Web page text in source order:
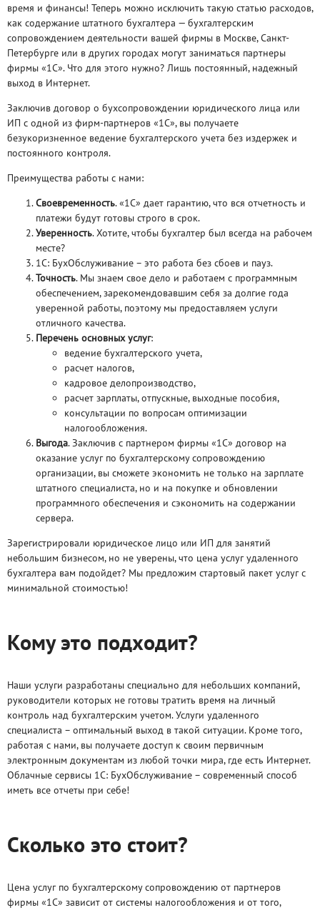
время и финансы! Теперь можно исключить такую статью расходов,
как содержание штатного бухгалтера — бухгалтерским
сопровождением деятельности вашей фирмы в Москве, Санкт-
Петербурге или в других городах могут заниматься партнеры
фирмы «1С». Что для этого нужно? Лишь постоянный, надежный
выход в Интернет.
Заключив договор о бухсопровождении юридического лица или
ИП с одной из фирм-партнеров «1С», вы получаете
безукоризненное ведение бухгалтерского учета без издержек и
постоянного контроля.
Преимущества работы с нами:
Своевременность. «1С» дает гарантию, что вся отчетность и
платежи будут готовы строго в срок.
Уверенность. Хотите, чтобы бухгалтер был всегда на рабочем
месте?
1С: БухОбслуживание – это работа без сбоев и пауз.
Точность. Мы знаем свое дело и работаем с программным
обеспечением, зарекомендовавшим себя за долгие года
уверенной работы, поэтому мы предоставляем услуги
отличного качества.
Перечень основных услуг:
ведение бухгалтерского учета,
расчет налогов,
кадровое делопроизводство,
расчет зарплаты, отпускные, выходные пособия,
консультации по вопросам оптимизации
налогообложения.
Выгода. Заключив с партнером фирмы «1С» договор на
оказание услуг по бухгалтерскому сопровождению
организации, вы сможете экономить не только на зарплате
штатного специалиста, но и на покупке и обновлении
программного обеспечения и сэкономить на содержании
сервера.
Зарегистрировали юридическое лицо или ИП для занятий
небольшим бизнесом, но не уверены, что цена услуг удаленного
бухгалтера вам подойдет? Мы предложим стартовый пакет услуг с
минимальной стоимостью!
Кому это подходит?
Наши услуги разработаны специально для небольших компаний,
руководители которых не готовы тратить время на личный
контроль над бухгалтерским учетом. Услуги удаленного
специалиста – оптимальный выход в такой ситуации. Кроме того,
работая с нами, вы получаете доступ к своим первичным
электронным документам из любой точки мира, где есть Интернет.
Облачные сервисы 1С: БухОбслуживание – современный способ
иметь все отчеты при себе!
Сколько это стоит?
Цена услуг по бухгалтерскому сопровождению от партнеров
фирмы «1С» зависит от системы налогообложения и от того,